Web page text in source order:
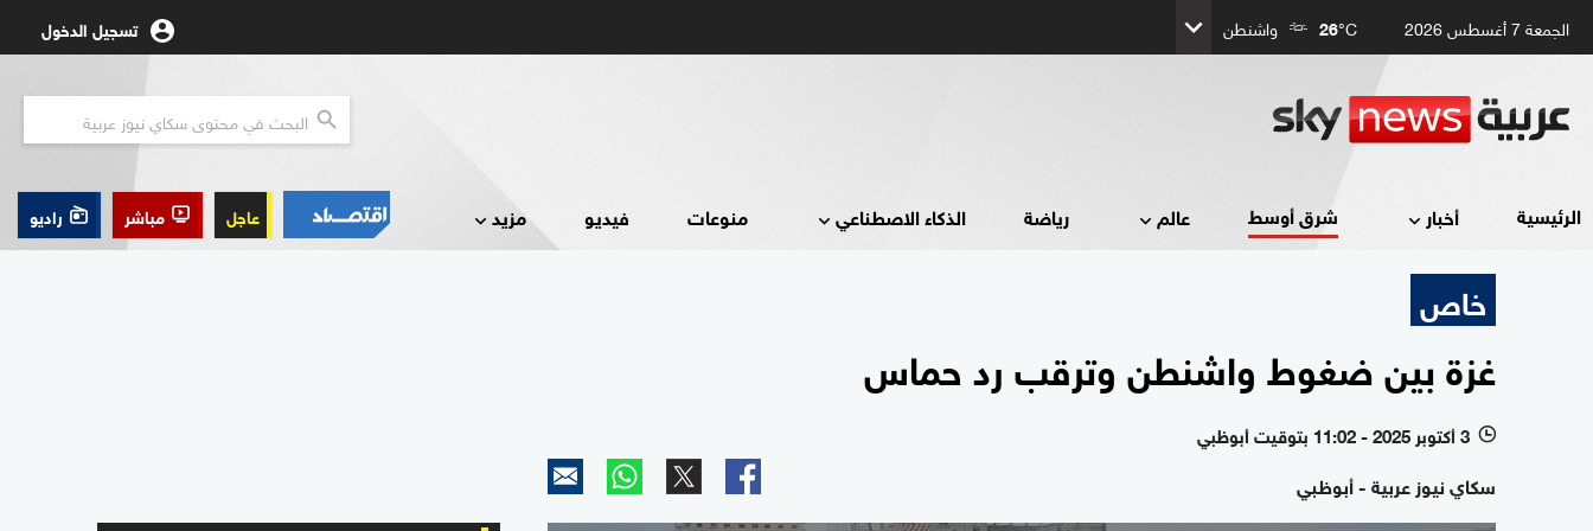
الجمعة 7 أغسطس 2026 26°C واشنطن تسجيل الدخول
الرئيسية أخبار شرق أوسط عالم رياضة الذكاء الاصطناعي منوعات فيديو مزيد عاجل مباشر راديو
خاص
غزة بين ضغوط واشنطن وترقب رد حماس
l 3 أكتوبر 2025 - 11:02 بتوقيت أبوظبي
سكاي نيوز عربية - أبوظبي